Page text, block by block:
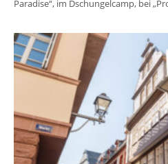
Paradise“, im Dschungelcamp, bei